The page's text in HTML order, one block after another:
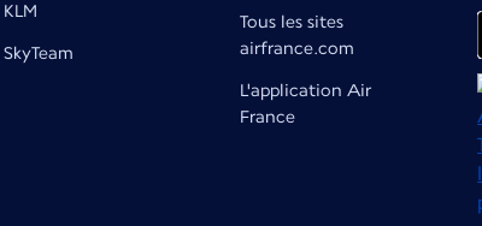
KLM
SkyTeam
Tous les sites
airfrance.com
L'application Air
France